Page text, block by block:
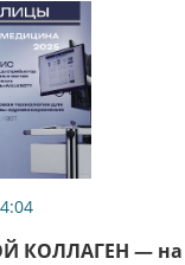
КОЛЛАГЕН — на